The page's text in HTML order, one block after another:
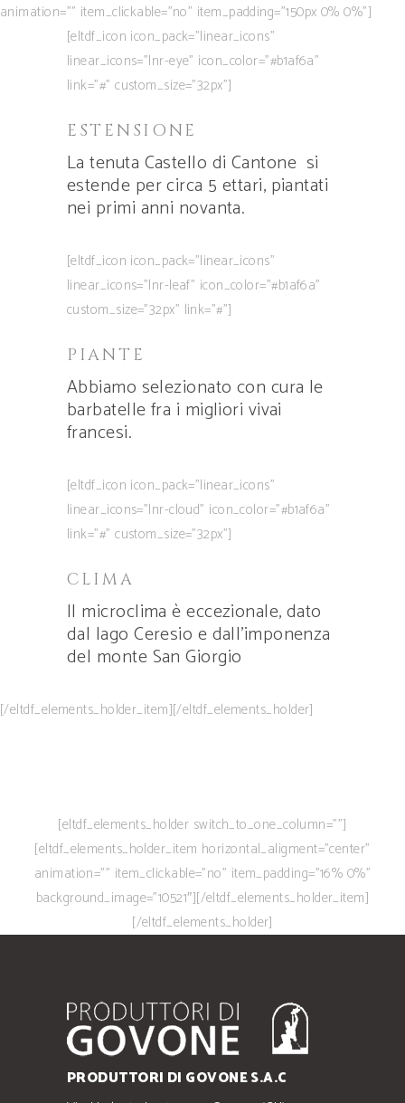
animation=”” item_clickable=”no” item_padding=”150px 0% 0%”]
[eltdf_icon icon_pack=”linear_icons”
linear_icons=”lnr-eye” icon_color=”#b1af6a”
link=”#” custom_size=”32px”]
ESTENSIONE
La tenuta Castello di Cantone si
estende per circa 5 ettari, piantati
nei primi anni novanta.
[eltdf_icon icon_pack=”linear_icons”
linear_icons=”lnr-leaf” icon_color=”#b1af6a”
custom_size=”32px” link=”#”]
PIANTE
Abbiamo selezionato con cura le
barbatelle fra i migliori vivai
francesi.
[eltdf_icon icon_pack=”linear_icons”
linear_icons=”lnr-cloud” icon_color=”#b1af6a”
link=”#” custom_size=”32px”]
CLIMA
Il microclima è eccezionale, dato
dal lago Ceresio e dall’imponenza
del monte San Giorgio
[/eltdf_elements_holder_item][/eltdf_elements_holder]
[eltdf_elements_holder switch_to_one_column=””]
[eltdf_elements_holder_item horizontal_aligment=”center”
animation=”” item_clickable=”no” item_padding=”16% 0%”
background_image=”10521″][/eltdf_elements_holder_item]
[/eltdf_elements_holder]
PRODUTTORI DI GOVONE S.A.C